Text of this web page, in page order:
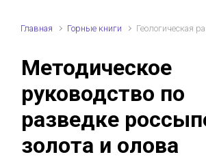
Главная Горные книги Геологическая
Методическое
руководство по
разведке
золота и олова